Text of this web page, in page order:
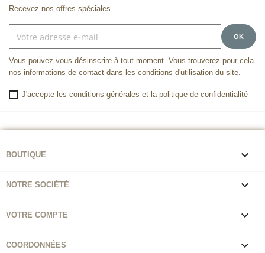
Recevez nos offres spéciales
Vous pouvez vous désinscrire à tout moment. Vous trouverez pour cela
nos informations de contact dans les conditions d'utilisation du site.
J'accepte les conditions générales et la politique de confidentialité
BOUTIQUE 
NOTRE SOCIÉTÉ 
VOTRE COMPTE 
COORDONNÉES 